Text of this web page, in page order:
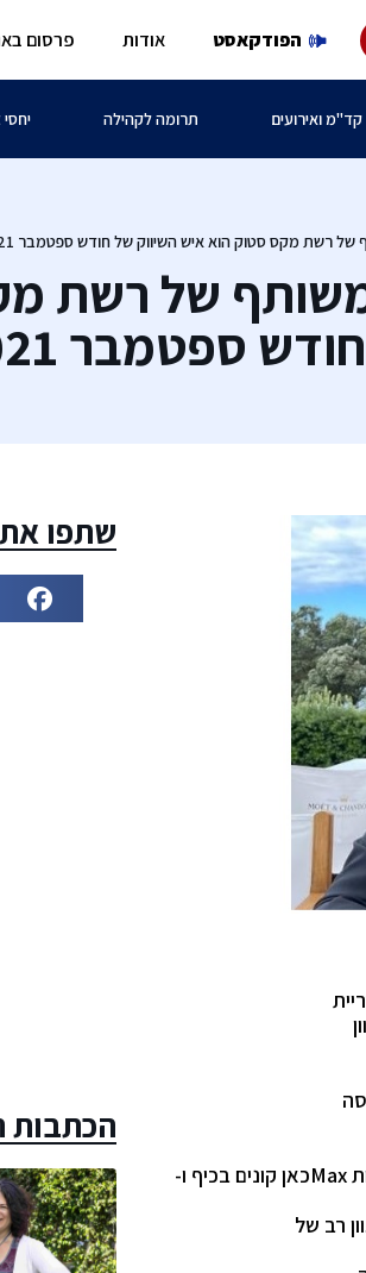
הפודקאסט אודות פרסום
קד"מ ואירועים תרומה לקהילה יחסי
משותף של רשת
ספטמבר 2021
Maxכאן קונים בכיף ו-
שתפו
הכתבות